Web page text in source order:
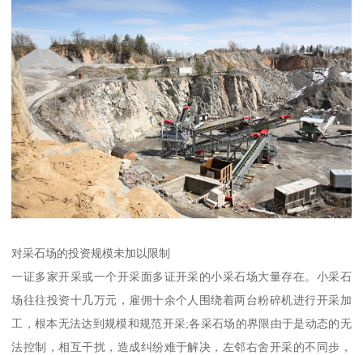
对采石场的投资规模未加以限制
一证多家开采或一个开采面多证开采的小采石场大量存在。小采石
场往往投资十几万元，雇佣十余个人围绕着两台粉碎机进行开采加
工，根本无法达到规模和规范开采;各采石场的界限由于是动态的无
法控制，相互干扰，造成纠纷难于解决，左邻右舍开采的不同步，